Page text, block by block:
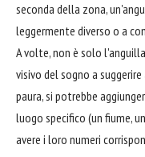
seconda della zona,
leggermente diverso o a
A volte, non è solo
visivo del sogno a
paura, si potrebbe
luogo specifico (un fiume,
avere i loro numeri